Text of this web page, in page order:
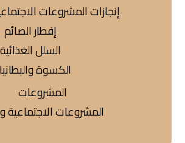
إنجازات المشروعات
إفطار الصائم
السلل الغذائية
الكسوة
المشروعات
المشروعات الاجتماعية